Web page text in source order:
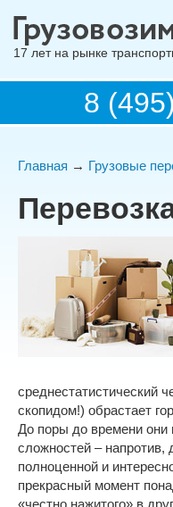
17 лет на рынке
8
Главная → Грузовые
среднестатистический
скопидом!) обрастает
До поры до времени они
сложностей – напротив,
полноценной и
прекрасный момент
«честно нажитого» в